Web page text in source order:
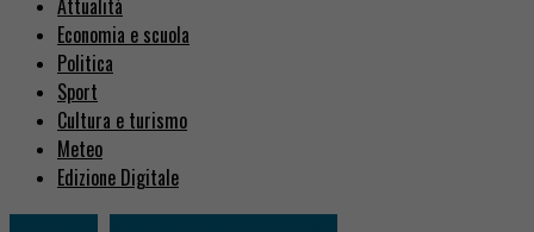
Attualità
Economia e scuola
Politica
Sport
Cultura e turismo
Meteo
Edizione Digitale